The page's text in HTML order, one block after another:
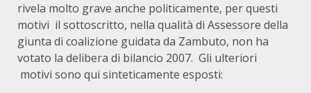
rivela molto grave anche politicamente, per questi
motivi il sottoscritto, nella qualità di Assessore della
giunta di coalizione guidata da Zambuto, non ha
votato la delibera di bilancio 2007. Gli ulteriori
motivi sono qui sinteticamente esposti: